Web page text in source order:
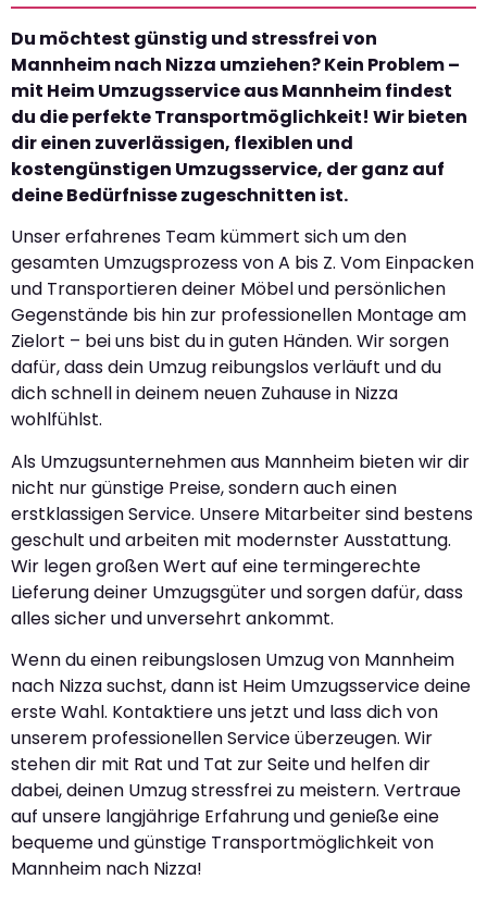
Du möchtest günstig und stressfrei von
Mannheim nach Nizza umziehen? Kein Problem –
mit Heim Umzugsservice aus Mannheim findest
du die perfekte Transportmöglichkeit! Wir bieten
dir einen zuverlässigen, flexiblen und
kostengünstigen Umzugsservice, der ganz auf
deine Bedürfnisse zugeschnitten ist.
Unser erfahrenes Team kümmert sich um den
gesamten Umzugsprozess von A bis Z. Vom Einpacken
und Transportieren deiner Möbel und persönlichen
Gegenstände bis hin zur professionellen Montage am
Zielort – bei uns bist du in guten Händen. Wir sorgen
dafür, dass dein Umzug reibungslos verläuft und du
dich schnell in deinem neuen Zuhause in Nizza
wohlfühlst.
Als Umzugsunternehmen aus Mannheim bieten wir dir
nicht nur günstige Preise, sondern auch einen
erstklassigen Service. Unsere Mitarbeiter sind bestens
geschult und arbeiten mit modernster Ausstattung.
Wir legen großen Wert auf eine termingerechte
Lieferung deiner Umzugsgüter und sorgen dafür, dass
alles sicher und unversehrt ankommt.
Wenn du einen reibungslosen Umzug von Mannheim
nach Nizza suchst, dann ist Heim Umzugsservice deine
erste Wahl. Kontaktiere uns jetzt und lass dich von
unserem professionellen Service überzeugen. Wir
stehen dir mit Rat und Tat zur Seite und helfen dir
dabei, deinen Umzug stressfrei zu meistern. Vertraue
auf unsere langjährige Erfahrung und genieße eine
bequeme und günstige Transportmöglichkeit von
Mannheim nach Nizza!